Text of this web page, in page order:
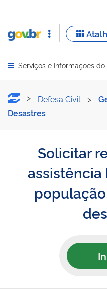
Abrir menu principal de
Serviços e Informações do
Solicitar
Defesa Civil >
Desastres
Solicitar
assistência